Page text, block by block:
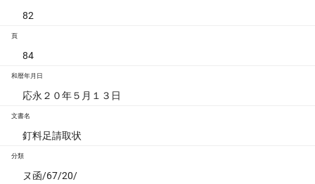
82
頁
84
和暦年月日
応永２０年５月１３日
文書名
釘料足請取状
分類
ヌ函/67/20/